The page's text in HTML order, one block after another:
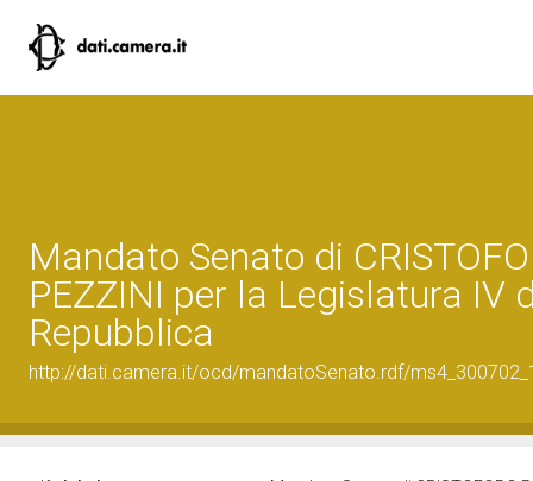
Mandato Senato di
PEZZINI per la Legislatura IV
Repubblica
http://dati.camera.it/ocd/mandatoSenato.rdf/